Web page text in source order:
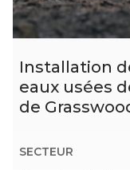
Installation
eaux usées
de
SECTEUR